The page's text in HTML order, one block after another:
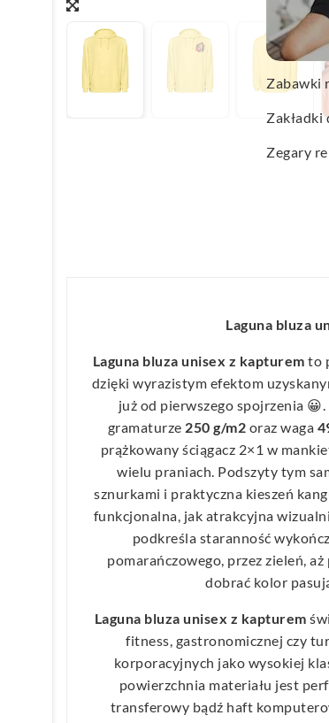
Wagi
Zabawki
Zakładki
Zegary
Laguna bluza
Laguna bluza unisex z kapturem to
dzięki wyrazistym efektom
już od pierwszego spojrzenia
gramaturze 250 g/m2 oraz waga
prążkowany ściągacz 2×1 w
wielu praniach. Podszyty tym
sznurkami i praktyczna kieszeń
funkcjonalna, jak atrakcyjna
podkreśla staranność
pomarańczowego, przez zieleń,
dobrać kolor
Laguna bluza unisex z kapturem
fitness, gastronomicznej czy
korporacyjnych jako wysokiej
powierzchnia materiału jest
transferowy bądź haft